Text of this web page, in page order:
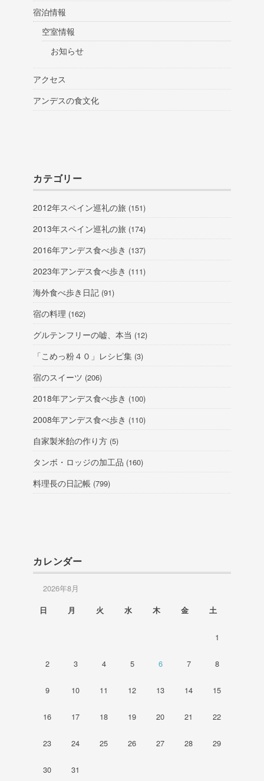
宿泊情報
空室情報
お知らせ
アクセス
アンデスの食文化
カテゴリー
2012年スペイン巡礼の旅 (151)
2013年スペイン巡礼の旅 (174)
2016年アンデス食べ歩き (137)
2023年アンデス食べ歩き (111)
海外食べ歩き日記 (91)
宿の料理 (162)
グルテンフリーの嘘、本当 (12)
「こめっ粉４０」レシピ集 (3)
宿のスイーツ (206)
2018年アンデス食べ歩き (100)
2008年アンデス食べ歩き (110)
自家製米飴の作り方 (5)
タンボ・ロッジの加工品 (160)
料理長の日記帳 (799)
カレンダー
2026年8月
日 月 火 水 木 金 土
1
2 3 4 5 6 7 8
9 10 11 12 13 14 15
16 17 18 19 20 21 22
23 24 25 26 27 28 29
30 31